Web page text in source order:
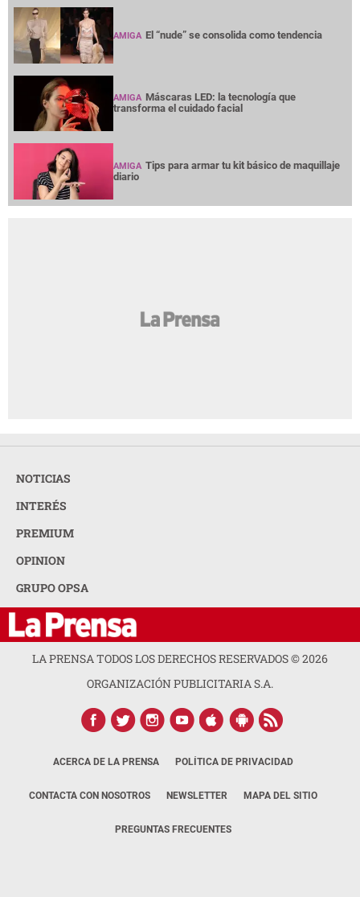
AMIGA El “nude” se consolida como tendencia
AMIGA Máscaras LED: la tecnología que
transforma el cuidado facial
AMIGA Tips para armar tu kit básico de maquillaje
diario
NOTICIAS
INTERÉS
PREMIUM
OPINION
GRUPO OPSA
LA PRENSA TODOS LOS DERECHOS RESERVADOS ©2026
ORGANIZACIÓN PUBLICITARIA S.A.
ACERCA DE LA PRENSA POLÍTICA DE PRIVACIDAD
CONTACTA CON NOSOTROS NEWSLETTER MAPA DEL SITIO
PREGUNTAS FRECUENTES